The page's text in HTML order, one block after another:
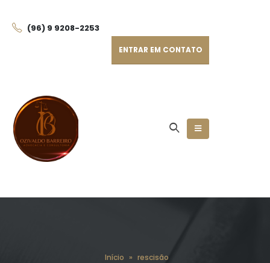
(96) 9 9208-2253
ENTRAR EM CONTATO
Início » rescisão